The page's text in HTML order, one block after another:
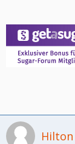
Hilton